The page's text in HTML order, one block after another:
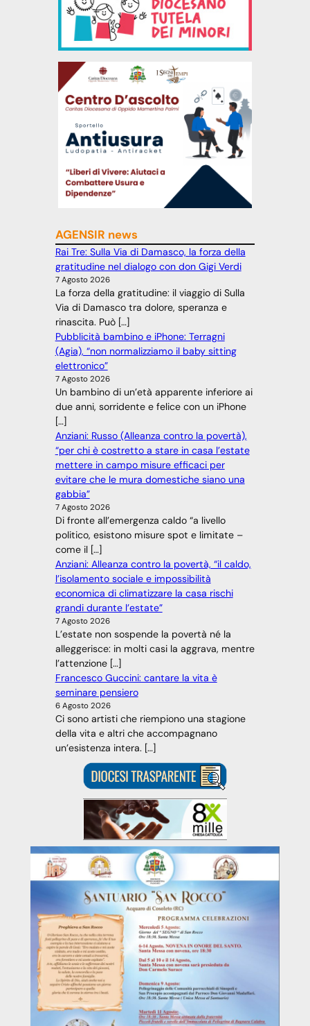
AGENSIR news
Rai Tre: Sulla Via di Damasco, la forza della
gratitudine nel dialogo con don Gigi Verdi
7 Agosto 2026
La forza della gratitudine: il viaggio di Sulla
Via di Damasco tra dolore, speranza e
rinascita. Può […]
Pubblicità bambino e iPhone: Terragni
(Agia), “non normalizziamo il baby sitting
elettronico”
7 Agosto 2026
Un bambino di un’età apparente inferiore ai
due anni, sorridente e felice con un iPhone
[…]
Anziani: Russo (Alleanza contro la povertà),
“per chi è costretto a stare in casa l’estate
mettere in campo misure efficaci per
evitare che le mura domestiche siano una
gabbia”
7 Agosto 2026
Di fronte all’emergenza caldo “a livello
politico, esistono misure spot e limitate –
come il […]
Anziani: Alleanza contro la povertà, “il caldo,
l’isolamento sociale e impossibilità
economica di climatizzare la casa rischi
grandi durante l’estate”
7 Agosto 2026
L’estate non sospende la povertà né la
alleggerisce: in molti casi la aggrava, mentre
l’attenzione […]
Francesco Guccini: cantare la vita è
seminare pensiero
6 Agosto 2026
Ci sono artisti che riempiono una stagione
della vita e altri che accompagnano
un’esistenza intera. […]